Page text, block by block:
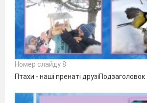
Номер слайду 8
Птахи - наші пренаті друзіПодзаголовок